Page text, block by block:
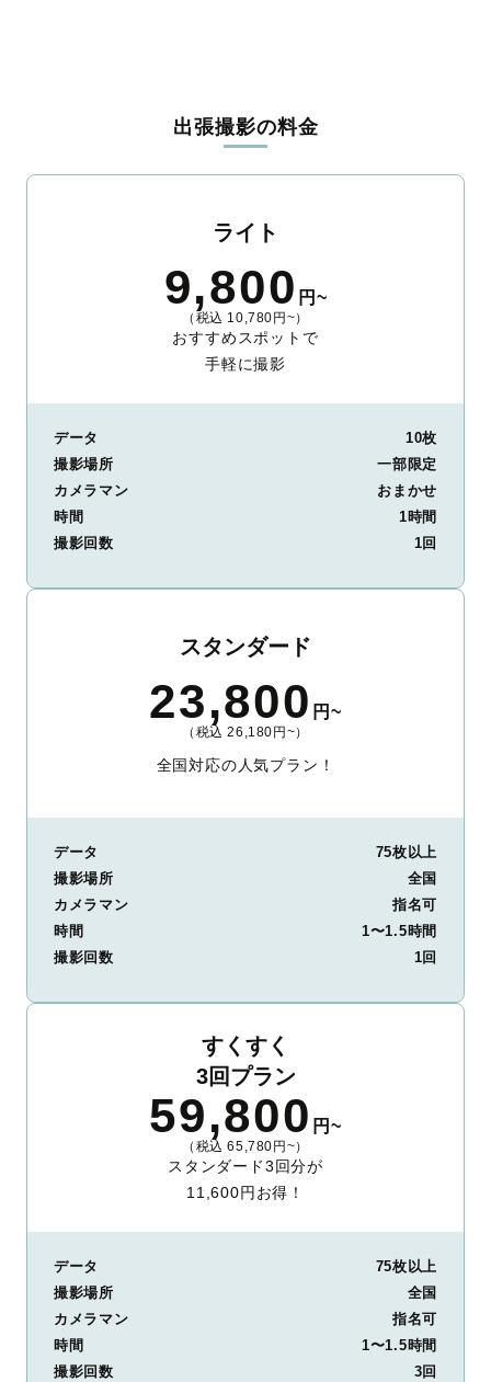
ィを身につけたプロのカメラマンが全国47都道府県に在籍してい
ます。創業10年のノウハウを活かし、思い出に残る素敵な撮影体
験をお届けします。
整。自然な雰囲気を残しつつも、おしゃれで洗練された仕上がり
に。きっと「こんな写真を撮ってほしかった！」と思える一枚に
出会えます。まずは、ラブグラフの撮影事例
出張撮影の料金
ライト
9,800 円~
（税込 10,780円~）
おすすめスポットで
手軽に撮影
データ
10枚
撮影場所
一部限定
カメラマン
おまかせ
時間
1時間
撮影回数
1回
スタンダード
23,800 円~
（税込 26,180円~）
全国対応の人気プラン！
データ
75枚以上
撮影場所
全国
カメラマン
指名可
時間
1〜1.5時間
撮影回数
1回
すくすく
3回プラン
59,800 円~
（税込 65,780円~）
スタンダード3回分が
11,600円お得！
データ
75枚以上
撮影場所
全国
カメラマン
指名可
時間
1〜1.5時間
撮影回数
3回